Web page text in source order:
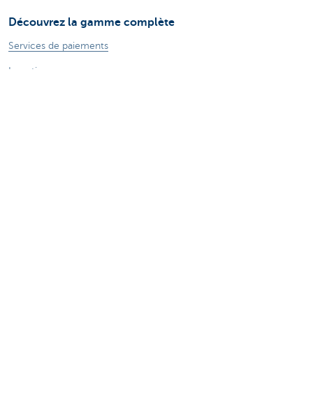
Découvrez la gamme complète
Services de paiements
Investir